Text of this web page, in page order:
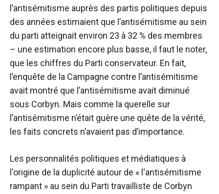
l’antisémitisme auprès des partis politiques depuis
des années estimaient que l’antisémitisme au sein
du parti atteignait environ 23 à 32 % des membres
– une estimation encore plus basse, il faut le noter,
que les chiffres du Parti conservateur. En fait,
l’enquête de la Campagne contre l’antisémitisme
avait montré que l’antisémitisme avait diminué
sous Corbyn. Mais comme la querelle sur
l’antisémitisme n’était guère une quête de la vérité,
les faits concrets n’avaient pas d’importance.
Les personnalités politiques et médiatiques à
l'origine de la duplicité autour de « l'antisémitisme
rampant » au sein du Parti travailliste de Corbyn